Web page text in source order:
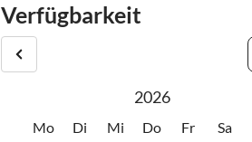
Verfügbarkeit
2026
Mo Di Mi Do Fr Sa